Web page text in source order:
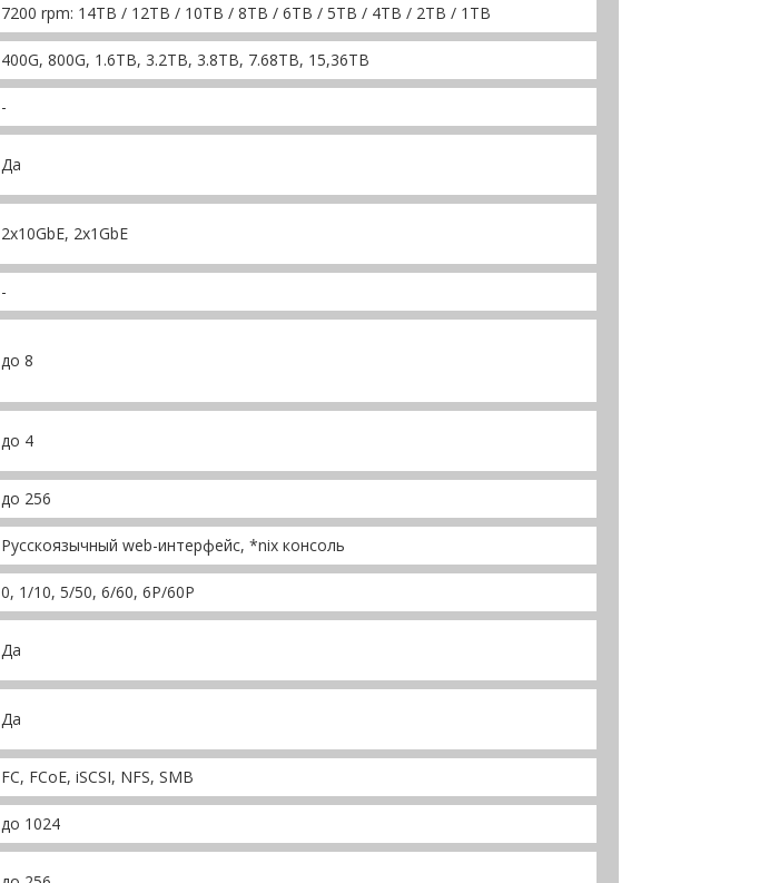
7200 rpm: 14TB / 12TB / 10TB / 8TB / 6TB / 5TB / 4TB / 2TB / 1TB
400G, 800G, 1.6TB, 3.2TB, 3.8TB, 7.68TB, 15,36TB
-
Да
2x10GbE, 2x1GbE
-
до 8
до 4
до 256
Русскоязычный web-интерфейс, *nix консоль
0, 1/10, 5/50, 6/60, 6P/60P
Да
Да
FC, FCoE, iSCSI, NFS, SMB
до 1024